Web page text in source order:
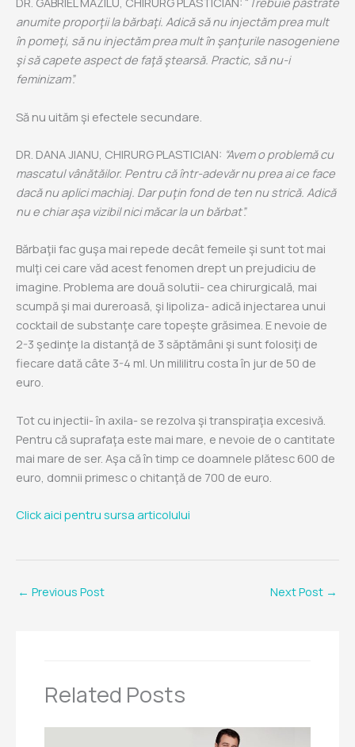
anumite proporţii la bărbaţi. Adică să nu injectăm prea mult
în pomeţi, să nu injectăm prea mult în şanţurile nasogeniene
şi să capete aspect de faţă ştearsă. Practic, să nu-i
feminizam”.
Să nu uităm şi efectele secundare.
DR. DANA JIANU, CHIRURG PLASTICIAN: “Avem o problemă cu
mascatul vânătăilor. Pentru că într-adevăr nu prea ai ce face
dacă nu aplici machiaj. Dar puţin fond de ten nu strică. Adică
nu e chiar aşa vizibil nici măcar la un bărbat”.
Bărbaţii fac guşa mai repede decât femeile şi sunt tot mai
mulţi cei care văd acest fenomen drept un prejudiciu de
imagine. Problema are două solutii- cea chirurgicală, mai
scumpă şi mai dureroasă, şi lipoliza- adică injectarea unui
cocktail de substanţe care topeşte grăsimea. E nevoie de
2-3 şedinţe la distanţă de 3 săptămâni şi sunt folosiţi de
fiecare dată câte 3-4 ml. Un mililitru costa în jur de 50 de
euro.
Tot cu injectii- în axila- se rezolva şi transpiraţia excesivă.
Pentru că suprafaţa este mai mare, e nevoie de o cantitate
mai mare de ser. Aşa că în timp ce doamnele plătesc 600 de
euro, domnii primesc o chitanţă de 700 de euro.
Click aici pentru sursa articolului
← Previous Post Next Post →
Related Posts